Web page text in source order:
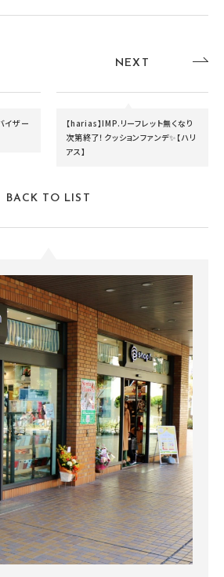
イザー
NEXT
【harias】IMP.リーフレット無くなり
次第終了！クッションファンデ✨【ハリ
アス】
BACK TO LIST